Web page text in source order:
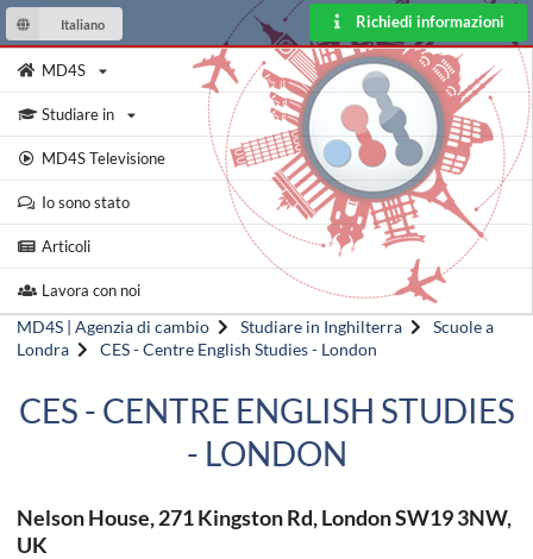
Italiano Richiedi informazioni
MD4S
Studiare in
MD4S Televisione
Io sono stato
Articoli
Lavora con noi
MD4S | Agenzia di cambio Studiare in Inghilterra
Scuole a
Londra
CES - Centre English Studies - London
CES - CENTRE ENGLISH STUDIES
- LONDON
Nelson House, 271 Kingston Rd, London SW19 3NW,
UK